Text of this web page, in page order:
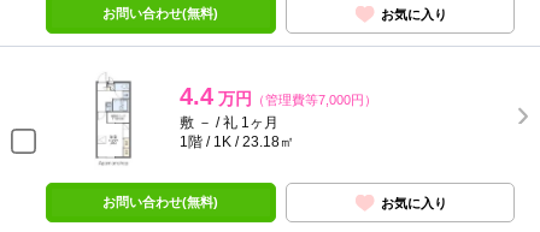
お問い合わせ(無料) お気に入り
4.4 万円 （管理費等7,000円）
敷 － / 礼 1ヶ月
1階 / 1K / 23.18㎡
お問い合わせ(無料) お気に入り